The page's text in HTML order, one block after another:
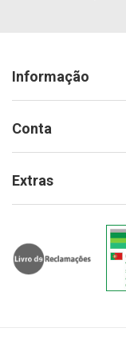
Informação
Conta
Extras